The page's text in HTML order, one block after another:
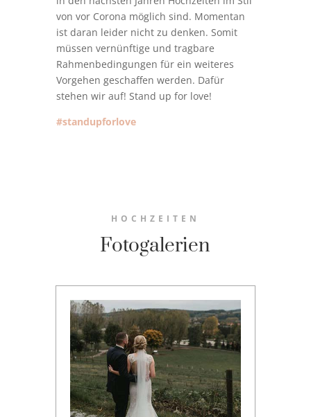
von vor Corona möglich sind. Momentan
ist daran leider nicht zu denken. Somit
müssen vernünftige und tragbare
Rahmenbedingungen für ein weiteres
Vorgehen geschaffen werden. Dafür
stehen wir auf! Stand up for love!
#standupforlove
HOCHZEITEN
Fotogalerien